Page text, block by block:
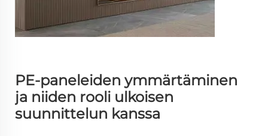
PE-paneleiden ymmärtäminen
ja niiden rooli ulkoisen
suunnittelun kanssa